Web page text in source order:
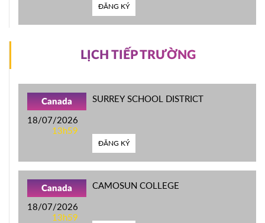
ĐĂNG KÝ
LỊCH TIẾP TRƯỜNG
Canada
18/07/2026
13h59
SURREY SCHOOL DISTRICT
ĐĂNG KÝ
Canada
18/07/2026
13h59
CAMOSUN COLLEGE